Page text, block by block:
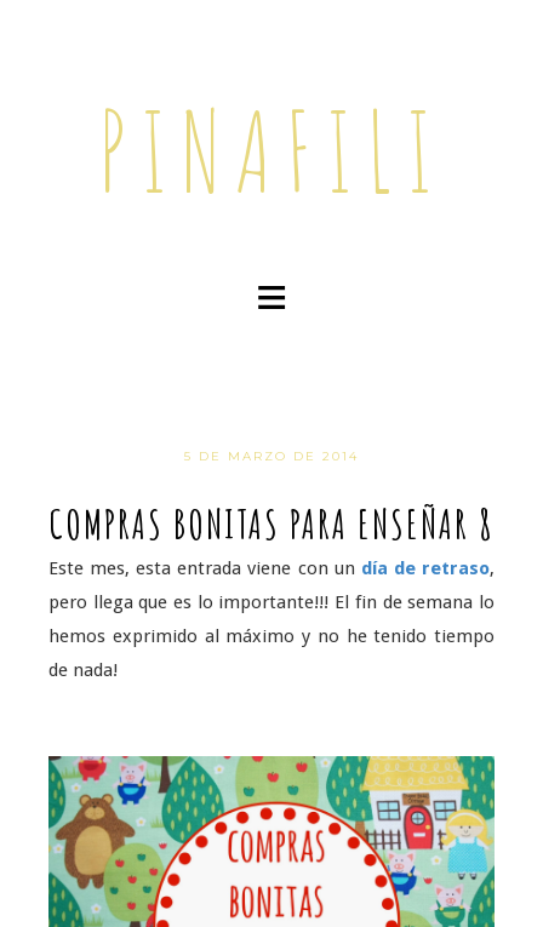
PINAFILI
≡
5 DE MARZO DE 2014
COMPRAS BONITAS PARA ENSEÑAR 8
Este mes, esta entrada viene con un día de retraso,
pero llega que es lo importante!!! El fin de semana lo
hemos exprimido al máximo y no he tenido tiempo
de nada!